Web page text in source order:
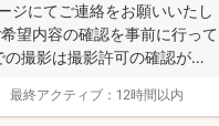
ジにてご連絡をお願いいたし
望内容の確認を事前に行って
撮影は撮影許可の確認が必
最終アクティブ： 12時間以内